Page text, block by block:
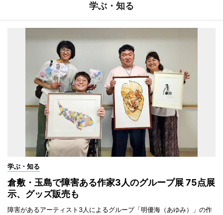
学ぶ・知る
学ぶ・知る
倉敷・玉島で障害ある作家3人のグループ展 75点展
示、グッズ販売も
障害があるアーティスト3人によるグループ「明優海（あゆみ）」の作